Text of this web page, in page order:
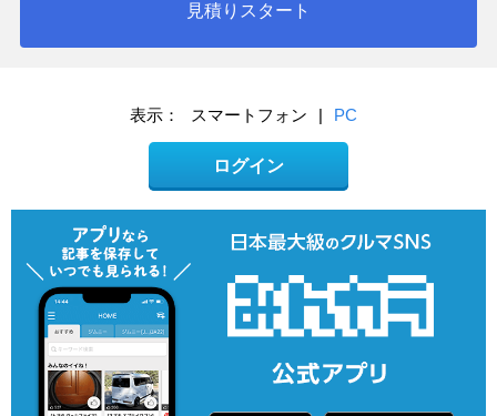
見積りスタート
表示： スマートフォン | PC
ログイン